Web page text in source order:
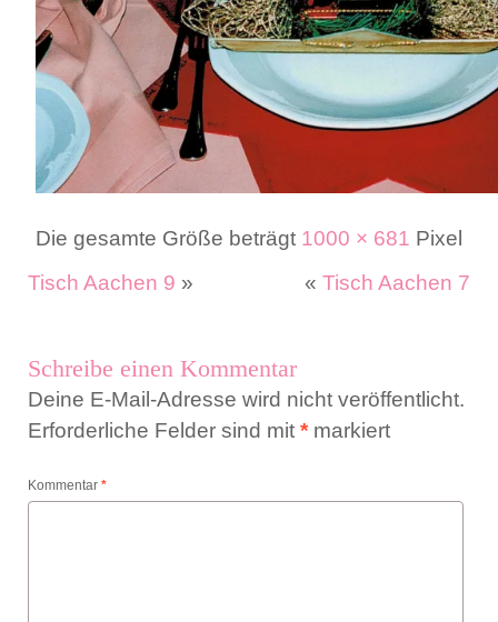
Die gesamte Größe beträgt 1000 × 681 Pixel
Tisch Aachen 9 » « Tisch Aachen 7
Schreibe einen Kommentar
Deine E-Mail-Adresse wird nicht veröffentlicht.
Erforderliche Felder sind mit *markiert
Kommentar *